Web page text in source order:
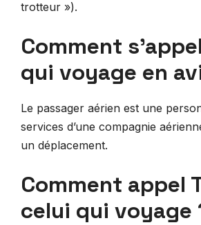
trotteur »).
Comment
qui voyage en
Le passager aérien est une
services d’une compagnie
un déplacement.
Comment appel
celui qui voyage